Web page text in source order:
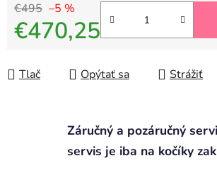
€495 –5 %
€470,25
Tlač Opýtať sa Strážiť
Záručný a pozáručný
servis je iba na kočíky